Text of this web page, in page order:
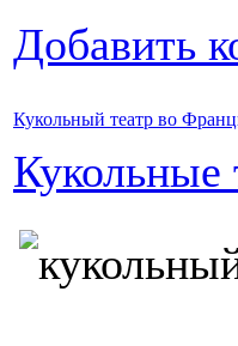
Добавить
Кукольный театр во
Кукольные